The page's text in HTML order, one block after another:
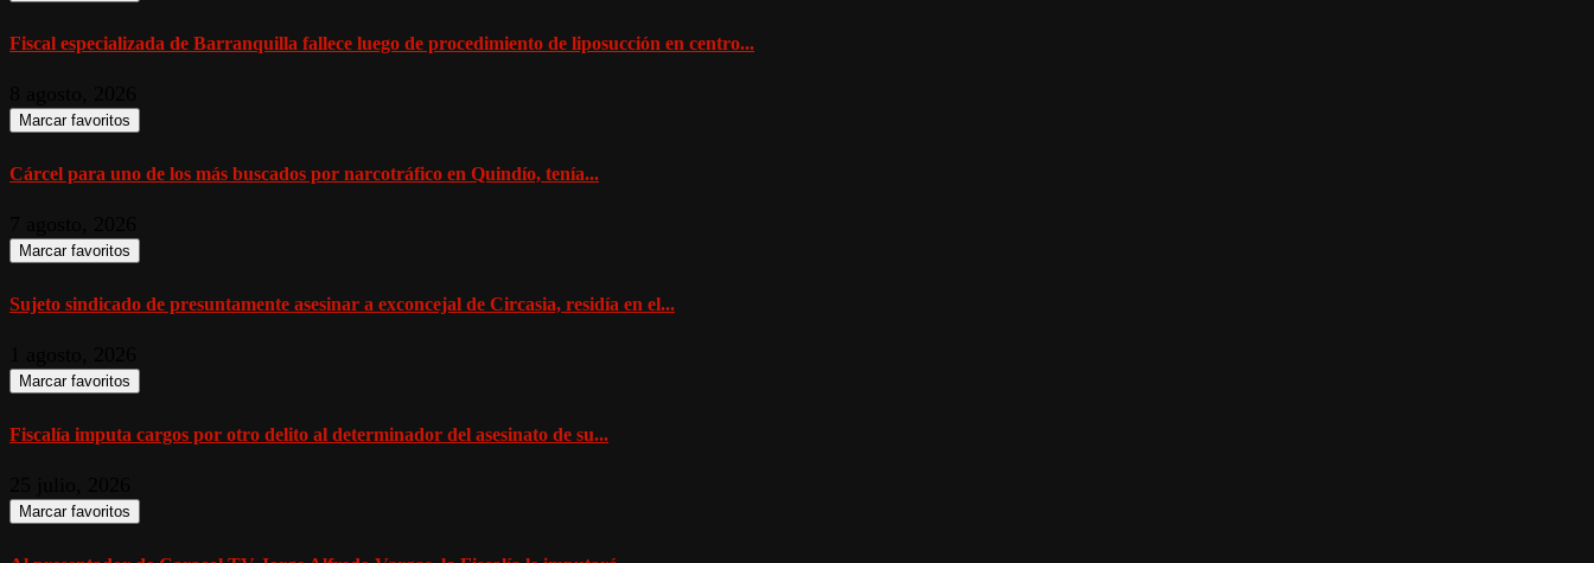
Fiscal especializada de Barranquilla fallece luego de procedimiento de liposucción en centro...
Marcar favoritos
Cárcel para uno de los más buscados por narcotráfico en Quindío, tenía...
Marcar favoritos
Sujeto sindicado de presuntamente asesinar a exconcejal de Circasia, residía en el...
Marcar favoritos
Fiscalía imputa cargos por otro delito al determinador del asesinato de su...
Marcar favoritos